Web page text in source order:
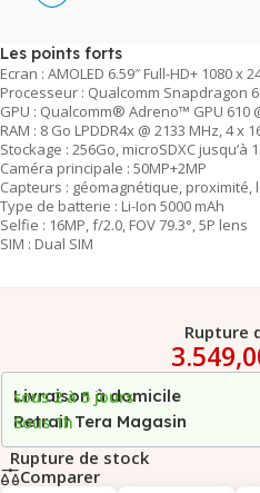
Les points forts
Ecran : AMOLED 6.59″ Full-HD+ 1080 x
Processeur : Qualcomm Snapdragon
GPU : Qualcomm® Adreno™ GPU 610
RAM : 8 Go LPDDR4x @ 2133 MHz, 4 x
Stockage : 256Go, microSDXC jusqu’à 1
Caméra principale : 50MP+2MP
Capteurs : géomagnétique, proximité,
Type de batterie : Li-Ion 5000 mAh
Selfie : 16MP, f/2.0, FOV 79.3°, 5P lens
SIM : Dual SIM
Rupture
Livraison à domicile
sous 2 à 5 jours
Retrait Tera Magasin
Sous 1h
Rupture de stock
Comparer